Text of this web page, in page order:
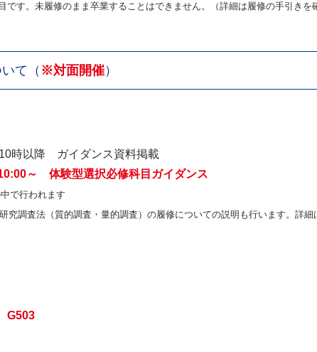
す。未履修のまま卒業することはできません。（詳細は履修の手引きを
て（ ※対面開催）
時以降 ガイダンス資料掲載
～ 体験型選択必修科目ガイダンス
で行われます
調査法（質的調査・量的調査）の履修についての説明も行います。 詳細